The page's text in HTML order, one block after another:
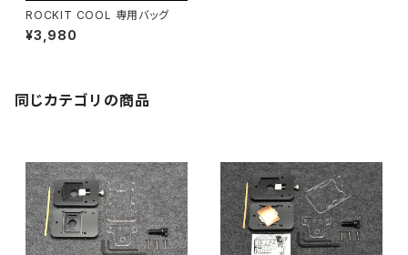
ROCKIT COOL 専用バッグ
¥3,980
同じカテゴリの商品